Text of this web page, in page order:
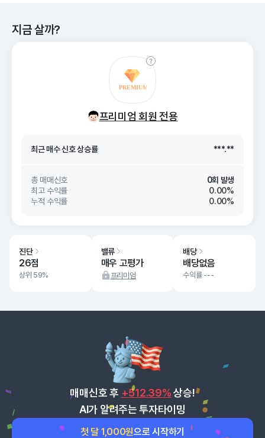
지금 살까?
프리미엄 회원 전용
26. 08/07
최근 매수 신호 상승률 ***.**
최근 매수 신호 ***.**
총 매매신호
0회 발생
최고 수익률
0.00%
누적 수익률
0.00%
진단
26점
상위 59%
밸류
매우 고평가
프리미엄
배당
배당없음
수익률 ---
매매신호 후 +512.39% 상승!
AI가 알려주는 투자타이밍
첫 달 1,000원으로 시작하기